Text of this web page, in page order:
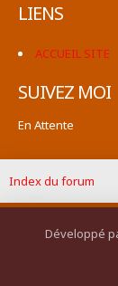
LIENS
ACCUEIL SITE
SUIVEZ MOI
En Attente
Index du forum
Développé